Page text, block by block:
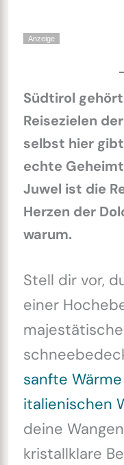
Anzeige
Südtirol
Reisezielen
selbst hier
echte
Juwel ist die
Herzen der
warum.
Stell dir vor,
einer
sanfte
italienischen
deine
kristallklare